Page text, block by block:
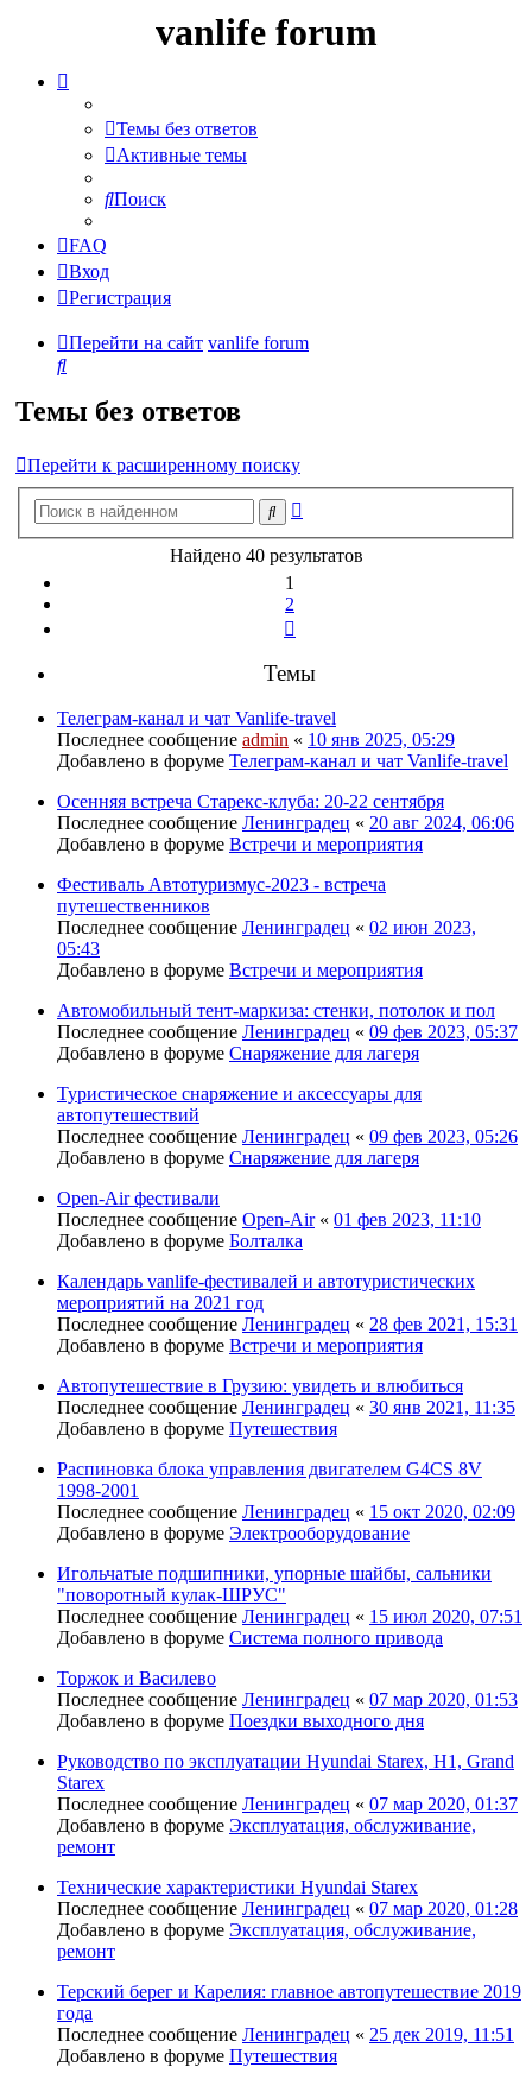
vanlife forum
Темы без ответов
Активные темы
Поиск
FAQ
Вход
Регистрация
Перейти на сайт vanlife forum
Поиск
Темы без ответов
Перейти к расширенному поиску
Поиск
Найдено 40 результатов
1
2
Темы
Телеграм-канал и чат Vanlife-travel
Последнее сообщение admin « 10 янв 2025, 05:29
Добавлено в форуме Телеграм-канал и чат Vanlife-travel
Осенняя встреча Старекс-клуба: 20-22 сентября
Последнее сообщение Ленинградец « 20 авг 2024, 06:06
Добавлено в форуме Встречи и мероприятия
Фестиваль Автотуризмус-2023 - встреча
путешественников
Последнее сообщение Ленинградец « 02 июн 2023,
05:43
Добавлено в форуме Встречи и мероприятия
Автомобильный тент-маркиза: стенки, потолок и пол
Последнее сообщение Ленинградец « 09 фев 2023, 05:37
Добавлено в форуме Снаряжение для лагеря
Туристическое снаряжение и аксессуары для
автопутешествий
Последнее сообщение Ленинградец « 09 фев 2023, 05:26
Добавлено в форуме Снаряжение для лагеря
Open-Air фестивали
Последнее сообщение Open-Air« 01 фев 2023, 11:10
Добавлено в форуме Болталка
Календарь vanlife-фестивалей и автотуристических
мероприятий на 2021 год
Последнее сообщение Ленинградец « 28 фев 2021, 15:31
Добавлено в форуме Встречи и мероприятия
Автопутешествие в Грузию: увидеть и влюбиться
Последнее сообщение Ленинградец « 30 янв 2021, 11:35
Добавлено в форуме Путешествия
Распиновка блока управления двигателем G4CS 8V
1998-2001
Последнее сообщение Ленинградец « 15 окт 2020, 02:09
Добавлено в форуме Электрооборудование
Игольчатые подшипники, упорные шайбы, сальники
"поворотный кулак-ШРУС"
Последнее сообщение Ленинградец « 15 июл 2020, 07:51
Добавлено в форуме Система полного привода
Торжок и Василево
Последнее сообщение Ленинградец « 07 мар 2020, 01:53
Добавлено в форуме Поездки выходного дня
Руководство по эксплуатации Hyundai Starex, H1, Grand
Starex
Последнее сообщение Ленинградец « 07 мар 2020, 01:37
Добавлено в форуме Эксплуатация, обслуживание,
ремонт
Технические характеристики Hyundai Starex
Последнее сообщение Ленинградец « 07 мар 2020, 01:28
Добавлено в форуме Эксплуатация, обслуживание,
ремонт
Терский берег и Карелия: главное автопутешествие 2019
года
Последнее сообщение Ленинградец « 25 дек 2019, 11:51
Добавлено в форуме Путешествия